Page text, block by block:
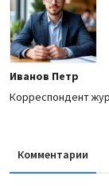
Иванов Петр
Корреспондент
Комментарии